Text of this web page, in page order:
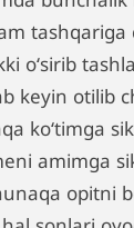
tashqariga
oʻsirib
keyin otilib
koʻtimga
amimga
opitni